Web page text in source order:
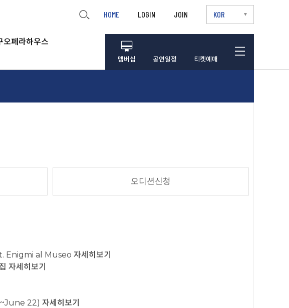
HOME LOGIN JOIN KOR
오페라하우스
멤버십 공연일정 티켓예매
오디션신청
Enigmi al Museo 자세히보기
자세히보기
22) 자세히보기